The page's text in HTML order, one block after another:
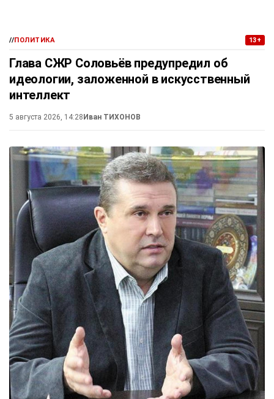
//ПОЛИТИКА 13+
Глава СЖР Соловьёв предупредил об
идеологии, заложенной в искусственный
интеллект
5 августа 2026, 14:28 Иван ТИХОНОВ